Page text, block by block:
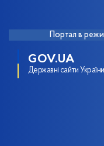
Портал в
GOV.UA
Державні сайти України